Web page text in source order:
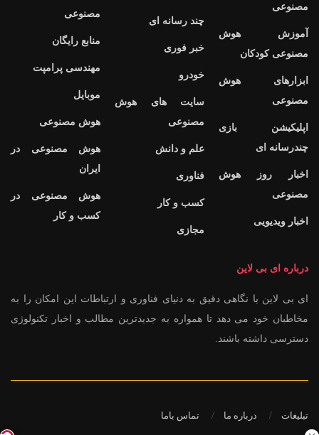
مصنوعی
آموزش هوش
مصنوعی کودکان
ابزارهای هوش
مصنوعی
اپلیکیشن بازی
چندرسانه ای
اخبار روز هوش
مصنوعی
اخبار ویدیویی
چند رسانه ای
خبر فوری
خودرو
سایت های هوش
مصنوعی
علم و دانش
فناوری
کسب و کار
مجازی
مصنوعی
منابع رایگان
مهندسی پرامپت
موبایل
هوش مصنوعی
هوش مصنوعی در
ایران
هوش مصنوعی در
کسب و کار
درباره ای بی لاین
ای بی لاین با نگاهی دقیق به دنیای فناوری و ارتباطات این امکان را به
مخاطبان خود می دهد تا همواره به جدیدترین مطالب و اخبار تکنولوژی
دسترسی داشته باشند.
تبلیغات درباره ما تماس باما